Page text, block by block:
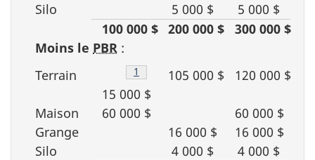
Silo
5 000 $
5 000 $
100 000 $
200 000 $
300 000 $
Moins le PBR :
Terrain
Footnote
1
15 000 $
105 000 $ 120 000 $
Maison 60 000 $
60 000 $
Grange
16 000 $
16 000 $
Silo
4 000 $
4 000 $